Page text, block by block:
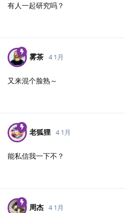
有人一起研究吗？
雾茶 4 1月
又来混个脸熟～
老狐狸 4 1月
能私信我一下不？
周杰 4 1月